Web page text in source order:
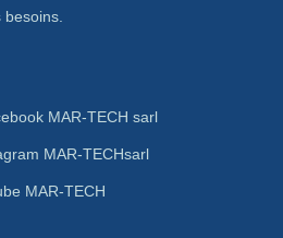
MAR-TECH sarl
MAR-TECHsarl
MAR-TECH